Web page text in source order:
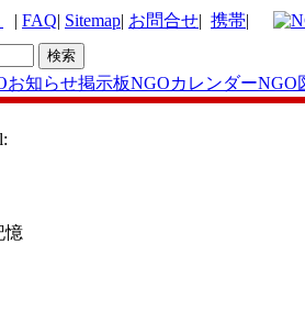
| FAQ| Sitemap| お問合せ| 携帯|
お知らせ掲示板NGOカレンダーNGO
憶